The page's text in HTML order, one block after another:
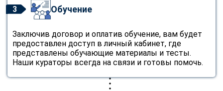
3 Обучение
Заключив договор и оплатив обучение, вам будет
предоставлен доступ в личный кабинет, где
представлены обучающие материалы и тесты.
Наши кураторы всегда на связи и готовы помочь.